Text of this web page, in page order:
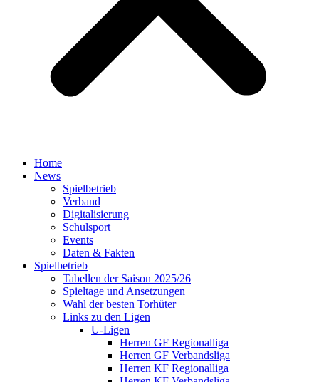
Home
News
Spielbetrieb
Verband
Digitalisierung
Schulsport
Events
Daten & Fakten
Spielbetrieb
Tabellen der Saison 2025/26
Spieltage und Ansetzungen
Wahl der besten Torhüter
Links zu den Ligen
U-Ligen
Herren GF Regionalliga
Herren GF Verbandsliga
Herren KF Regionalliga